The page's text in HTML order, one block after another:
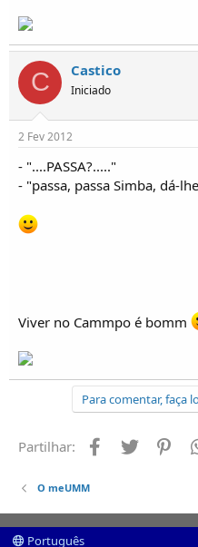
C Castico
Iniciado
2 Fev 2012
- "....PASSA?....."
- "passa, passa Simba, dá-
Viver no Cammpo é bomm
Para comentar, faça
Partilhar: Facebook
Twitter
O meUMM
Português